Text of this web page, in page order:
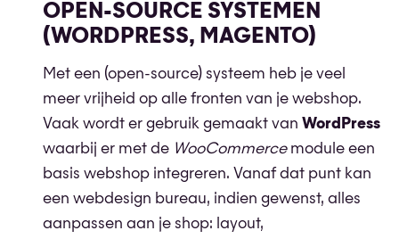
OPEN-SOURCE SYSTEMEN
(WORDPRESS, MAGENTO)
Met een (open-source) systeem heb je veel
meer vrijheid op alle fronten van je webshop.
Vaak wordt er gebruik gemaakt van WordPress
waarbij er met de WooCommercemodule een
basis webshop integreren. Vanaf dat punt kan
een webdesign bureau, indien gewenst, alles
aanpassen aan je shop: layout,